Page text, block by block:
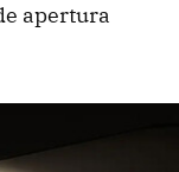
apertura